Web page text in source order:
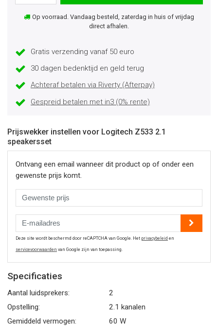
Op voorraad. Vandaag besteld, zaterdag in huis of vrijdag
direct afhalen.
Gratis verzending vanaf 50 euro
30 dagen bedenktijd en geld terug
Achteraf betalen via Riverty (Afterpay)
Gespreid betalen met in3 (0% rente)
Prijswekker instellen voor Logitech Z533 2.1
speakersset
Ontvang een email wanneer dit product op of onder een
gewenste prijs komt.
Deze site wordt beschermd door reCAPTCHA van Google. Het privacybeleid en
servicevoorwaarden van Google zijn van toepassing.
Specificaties
Aantal luidsprekers:
2
Opstelling:
2.1 kanalen
Gemiddeld vermogen:
60 W